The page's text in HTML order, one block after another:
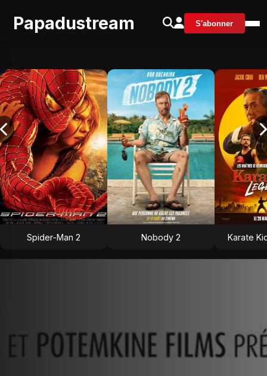
Papadustream S'abonner
Spider-Man 2 Nobody 2 Karate